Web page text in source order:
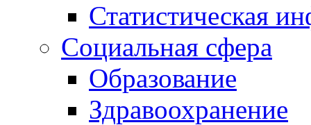
Статистическая
Социальная сфера
Образование
Здравоохранение